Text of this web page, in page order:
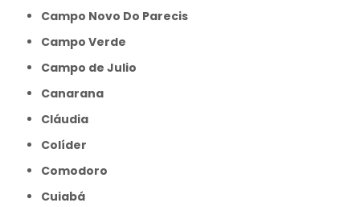
Campo Novo Do Parecis
Campo Verde
Campo de Julio
Canarana
Cláudia
Colíder
Comodoro
Cuiabá